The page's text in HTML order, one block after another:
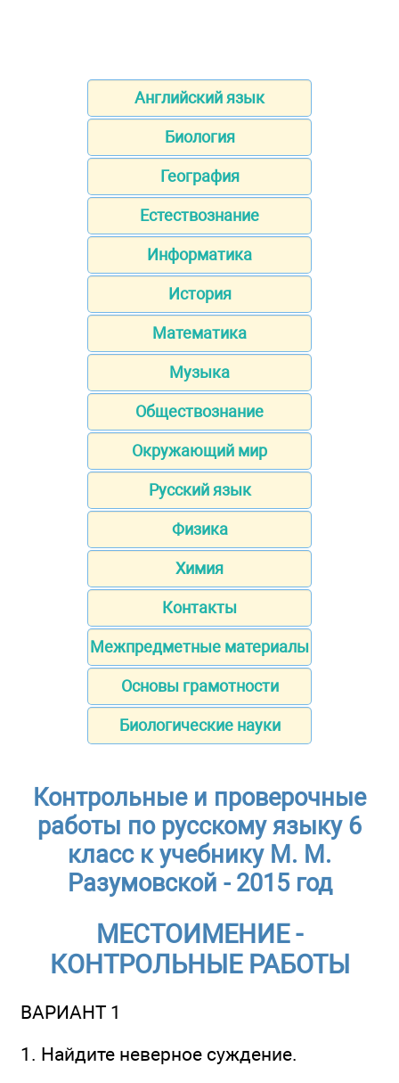
Английский язык
Биология
География
Естествознание
Информатика
История
Математика
Музыка
Обществознание
Окружающий мир
Русский язык
Физика
Химия
Контакты
Межпредметные материалы
Основы грамотности
Биологические науки
Контрольные и проверочные
работы по русскому языку 6
класс к учебнику М. М.
Разумовской - 2015 год
МЕСТОИМЕНИЕ -
КОНТРОЛЬНЫЕ РАБОТЫ
ВАРИАНТ 1
1. Найдите неверное суждение.